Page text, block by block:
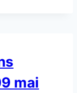
mai